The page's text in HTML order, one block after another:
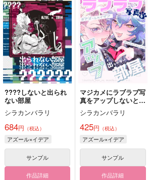
????しないと出られ
ない部屋
シラカンバラリ
684円 （税込）
アズール×イデア
サンプル
作品詳細
マジカメにラブラブ写
真をアップしないと出
られない部屋
シラカンバラリ
425円 （税込）
アズール×イデア
サンプル
作品詳細